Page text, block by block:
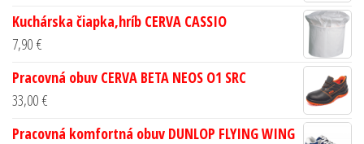
Kuchárska čiapka,hríb CERVA CASSIO
7,90 €
Pracovná obuv CERVA BETA NEOS O1 SRC
33,00 €
Pracovná komfortná obuv DUNLOP FLYING WING